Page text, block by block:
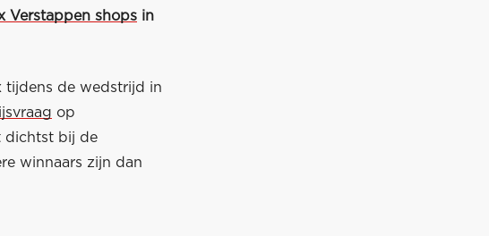
Verstappen shops in
tijdens de wedstrijd in
op
dichtst bij de
winnaars zijn dan